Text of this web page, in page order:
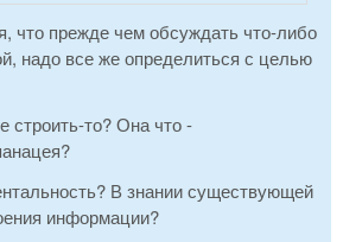
что прежде чем обсуждать что-либо
надо все же определиться с целью
строить-то? Она что -
В знании существующей
информации?